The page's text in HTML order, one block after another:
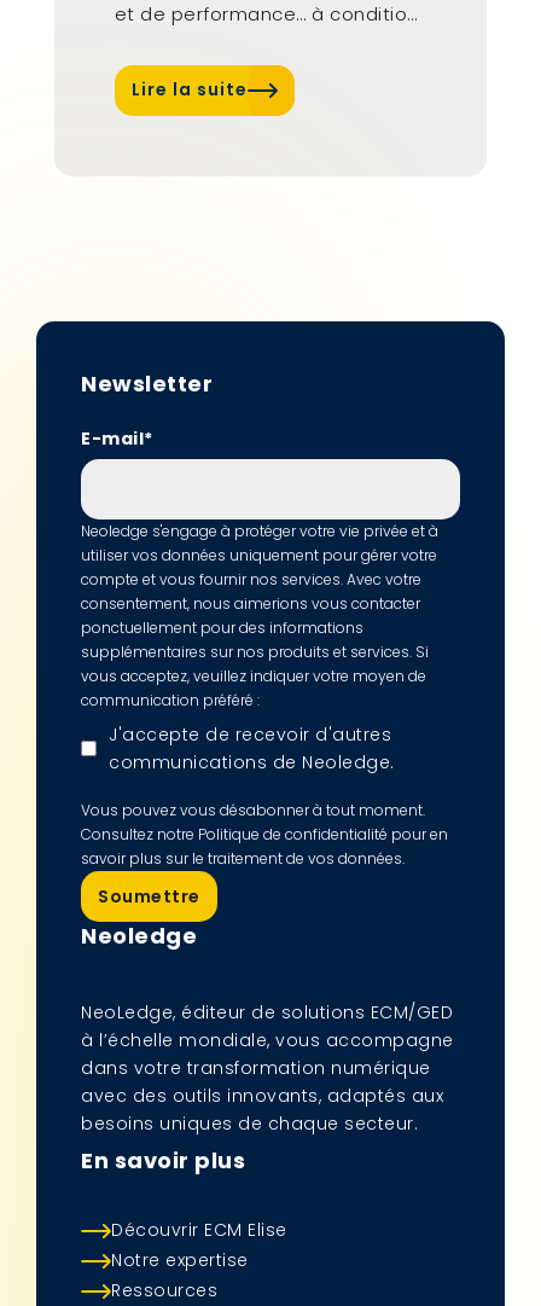
et de performance… à condition
Lire la suite
Newsletter
E-mail*
Neoledge s'engage à protéger votre vie privée et à
utiliser vos données uniquement pour gérer votre
compte et vous fournir nos services. Avec votre
consentement, nous aimerions vous contacter
ponctuellement pour des informations
supplémentaires sur nos produits et services. Si
vous acceptez, veuillez indiquer votre moyen de
communication préféré :
J'accepte de recevoir d'autres
communications de Neoledge.
Vous pouvez vous désabonner à tout moment.
Consultez notre Politique de confidentialité pour en
savoir plus sur le traitement de vos données.
Neoledge
NeoLedge, éditeur de solutions ECM/GED
à l’échelle mondiale, vous accompagne
dans votre transformation numérique
avec des outils innovants, adaptés aux
besoins uniques de chaque secteur.
En savoir plus
Découvrir ECM Elise
Notre expertise
Ressources